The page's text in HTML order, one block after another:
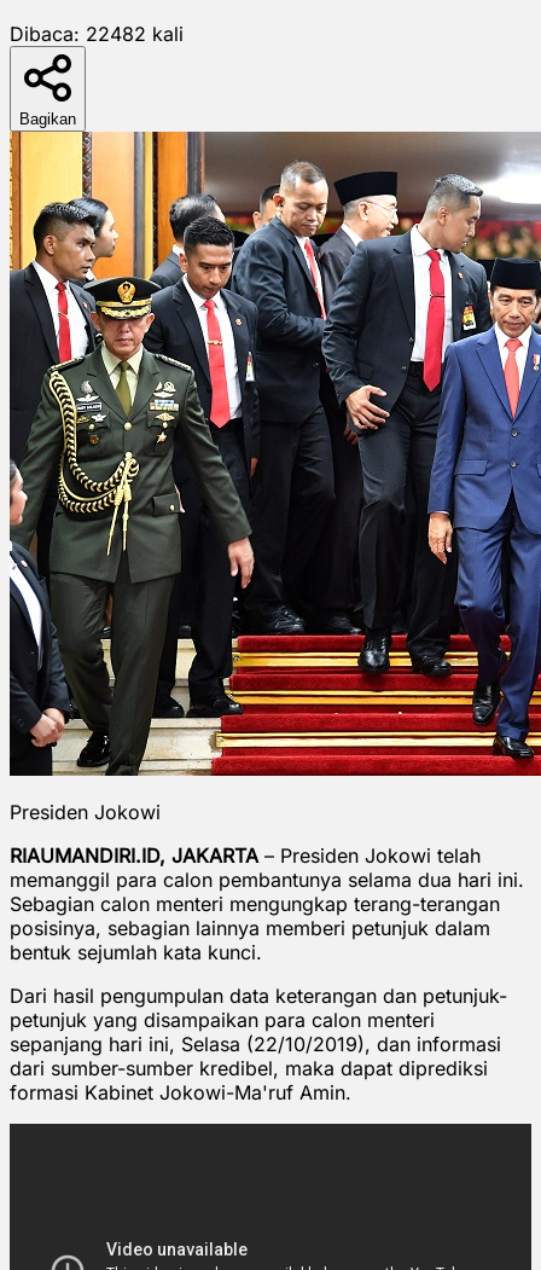
Dibaca: 22482 kali
Bagikan
Presiden Jokowi
RIAUMANDIRI.ID, JAKARTA – Presiden Jokowi telah
memanggil para calon pembantunya selama dua hari ini.
Sebagian calon menteri mengungkap terang-terangan
posisinya, sebagian lainnya memberi petunjuk dalam
bentuk sejumlah kata kunci.
Dari hasil pengumpulan data keterangan dan petunjuk-
petunjuk yang disampaikan para calon menteri
sepanjang hari ini, Selasa (22/10/2019), dan informasi
dari sumber-sumber kredibel, maka dapat diprediksi
formasi Kabinet Jokowi-Ma'ruf Amin.